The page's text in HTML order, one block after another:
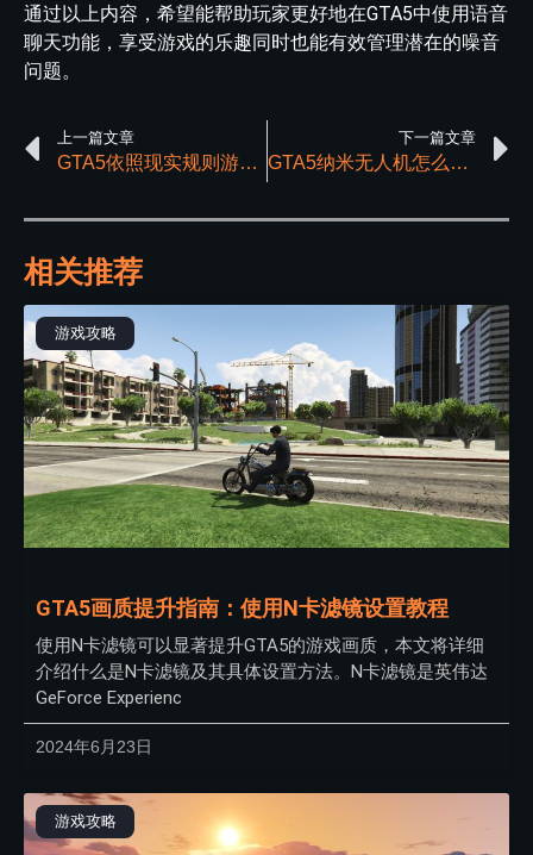
通过以上内容，希望能帮助玩家更好地在GTA5中使用语音
聊天功能，享受游戏的乐趣同时也能有效管理潜在的噪音
问题。
上一篇文章
GTA5依照现实规则游玩会体验到哪些新的乐趣
下一篇文章
GTA5纳米无人机怎么获取
相关推荐
游戏攻略
GTA5画质提升指南：使用N卡滤镜设置教程
使用N卡滤镜可以显著提升GTA5的游戏画质，本文将详细
介绍什么是N卡滤镜及其具体设置方法。N卡滤镜是英伟达
GeForce Experienc
2024年6月23日
游戏攻略